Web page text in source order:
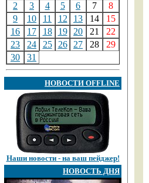
2
3 4 5 6 7
8
9
10 11 12 13 14
15
16
17 18 19 20 21
22
23
24 25 26 27 28
29
30
31
НОВОСТИ OFFLINE
Наши новости - на ваш пейджер!
НОВОСТЬ ДНЯ